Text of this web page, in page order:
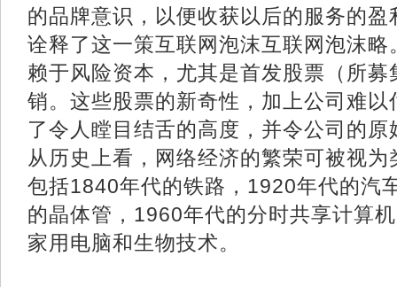
的品牌意识，以便收获以后的服务的盈
诠释了这一策互联网泡沫互联网泡沫
赖于风险资本，尤其是首发股票（所
销。这些股票的新奇性，加上公司难
了令人瞠目结舌的高度，并令公司的
从历史上看，网络经济的繁荣可被视
包括1840年代的铁路，1920年代的汽
的晶体管，1960年代的分时共享计算
家用电脑和生物技术。